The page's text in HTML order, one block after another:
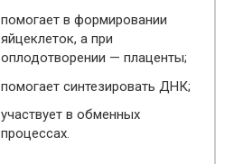
помогает в формировании
яйцеклеток, а при
оплодотворении — плаценты;
помогает синтезировать ДНК;
участвует в обменных
процессах.